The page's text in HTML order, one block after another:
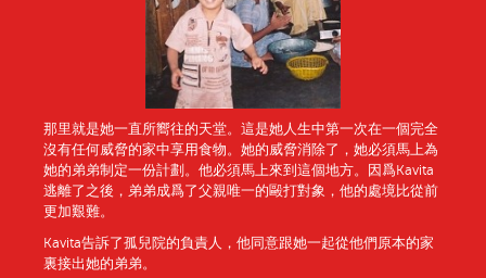
那里就是她一直所嚮往的天堂。這是她人生中第一次在一個完全
沒有任何威脅的家中享用食物。她的威脅消除了，她必須馬上為
她的弟弟制定一份計劃。他必須馬上來到這個地方。因爲Kavita
逃離了之後，弟弟成爲了父親唯一的毆打對象，他的處境比從前
更加艱難。
Kavita告訴了孤兒院的負責人，他同意跟她一起從他們原本的家
裏接出她的弟弟。